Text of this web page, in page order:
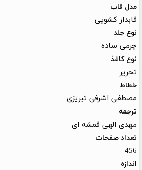
مدل قاب
قابدار کشویی
نوع جلد
چرمی ساده
نوع کاغذ
تحریر
خطاط
مصطفی اشرفی تبریزی
ترجمه
مهدی الهی قمشه ای
تعداد صفحات
456
اندازه